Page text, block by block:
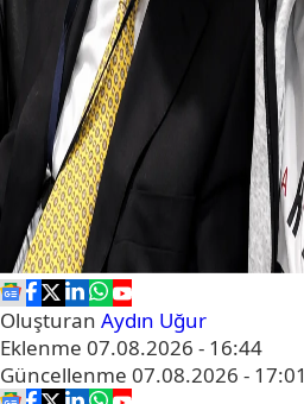
Oluşturan Aydın Uğur
Eklenme 07.08.2026 - 16:44
Güncellenme 07.08.2026 - 17:01